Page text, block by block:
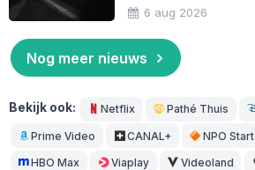
6 aug 2026
Nog meer nieuws
Bekijk ook: Netflix Pathé Thuis
Prime Video CANAL+ NPO Start
HBO Max Viaplay Videoland